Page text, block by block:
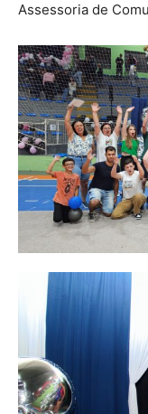
Assessoria de